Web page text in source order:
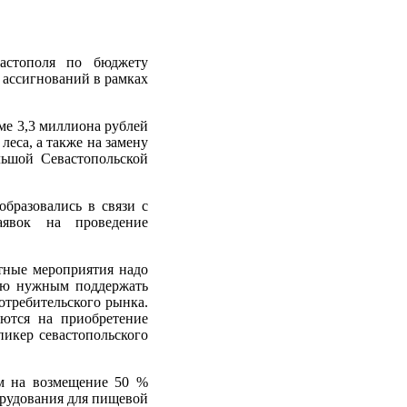
по бюджету
в рамках
3,3 миллиона рублей
а также на замену
Севастопольской
в связи с
на проведение
мероприятия надо
нужным поддержать
рынка.
на приобретение
севастопольского
на возмещение 50 %
для пищевой